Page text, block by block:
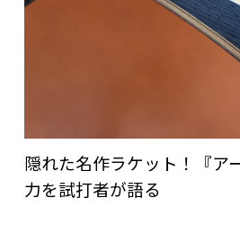
隠れた名作ラケット！『ア
力を試打者が語る